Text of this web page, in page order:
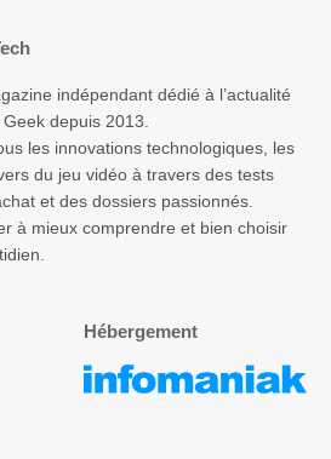
indépendant dédié à l’actualité
depuis 2013.
les innovations technologiques, les
du jeu vidéo à travers des tests
et des dossiers passionnés.
à mieux comprendre et bien choisir
Hébergement